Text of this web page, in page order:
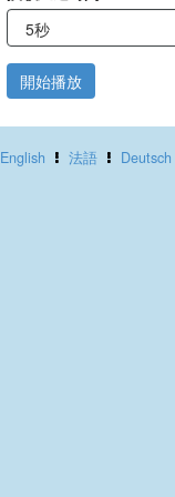
開始播放
English 法語 Deutsch